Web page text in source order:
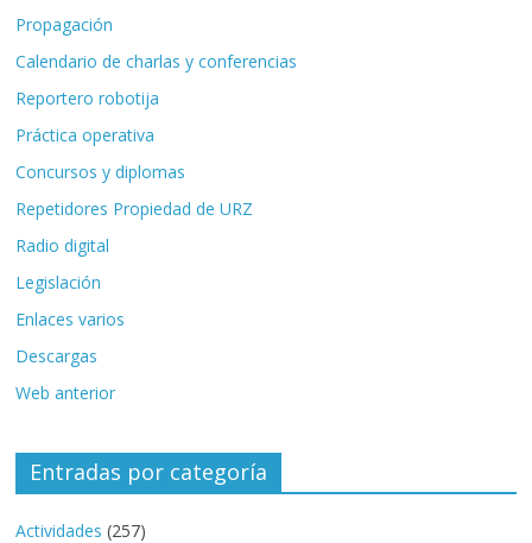
Propagación
Calendario de charlas y conferencias
Reportero robotija
Práctica operativa
Concursos y diplomas
Repetidores Propiedad de URZ
Radio digital
Legislación
Enlaces varios
Descargas
Web anterior
Entradas por categoría
Actividades (257)